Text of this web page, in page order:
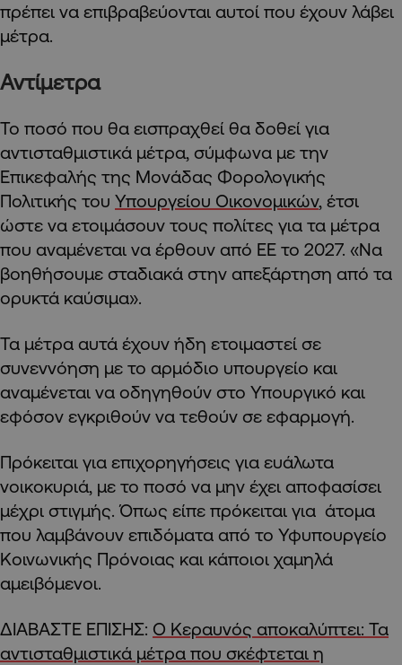
πρέπει να επιβραβεύονται αυτοί που έχουν λάβει
μέτρα.
Αντίμετρα
Το ποσό που θα εισπραχθεί θα δοθεί για
αντισταθμιστικά μέτρα, σύμφωνα με την
Επικεφαλής της Μονάδας Φορολογικής
Πολιτικής του Υπουργείου Οικονομικών, έτσι
ώστε να ετοιμάσουν τους πολίτες για τα μέτρα
που αναμένεται να έρθουν από ΕΕ το 2027. «Να
βοηθήσουμε σταδιακά στην απεξάρτηση από τα
ορυκτά καύσιμα».
Τα μέτρα αυτά έχουν ήδη ετοιμαστεί σε
συνεννόηση με το αρμόδιο υπουργείο και
αναμένεται να οδηγηθούν στο Υπουργικό και
εφόσον εγκριθούν να τεθούν σε εφαρμογή.
Πρόκειται για επιχορηγήσεις για ευάλωτα
νοικοκυριά, με το ποσό να μην έχει αποφασίσει
μέχρι στιγμής. Όπως είπε πρόκειται για άτομα
που λαμβάνουν επιδόματα από το Υφυπουργείο
Κοινωνικής Πρόνοιας και κάποιοι χαμηλά
αμειβόμενοι.
ΔΙΑΒΑΣΤΕ ΕΠΙΣΗΣ: Ο Κεραυνός αποκαλύπτει: Τα
αντισταθμιστικά μέτρα που σκέφτεται η